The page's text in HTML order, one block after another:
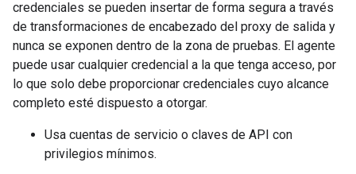
credenciales se pueden insertar de forma segura a través
de transformaciones de encabezado del proxy de salida y
nunca se exponen dentro de la zona de pruebas. El agente
puede usar cualquier credencial a la que tenga acceso, por
lo que solo debe proporcionar credenciales cuyo alcance
completo esté dispuesto a otorgar.
Usa cuentas de servicio o claves de API con
privilegios mínimos.